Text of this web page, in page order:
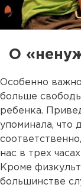
О
Особенно
больше
ребенка.
упоминала, что
нас в трех
Кроме
большинстве